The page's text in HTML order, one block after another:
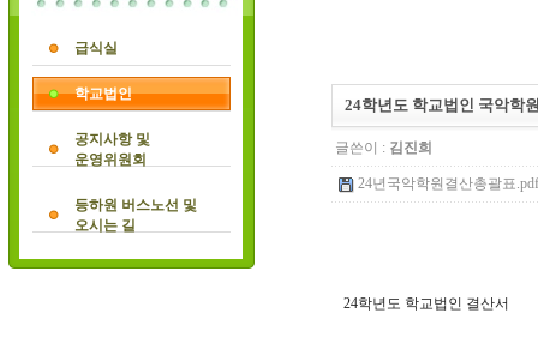
급식실
학교법인
공지사항 및
운영위원회
등하원 버스노선 및
오시는 길
24학년도 학교법인 국악학
글쓴이 : 김진희
24년국악학원결산총괄표
24학년도 학교법인 결산서